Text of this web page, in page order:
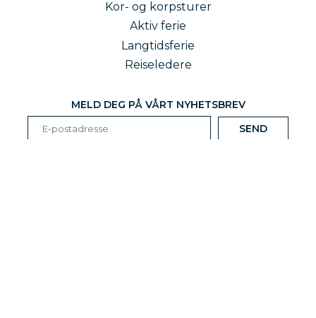
Kor- og korpsturer
Aktiv ferie
Langtidsferie
Reiseledere
MELD DEG PÅ VÅRT NYHETSBREV